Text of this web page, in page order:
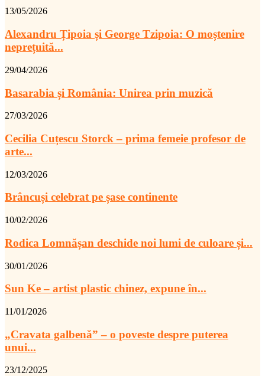
13/05/2026
Alexandru Țipoia și George Tzipoia: O moștenire
neprețuită...
29/04/2026
Basarabia și România: Unirea prin muzică
27/03/2026
Cecilia Cuțescu Storck – prima femeie profesor de
arte...
12/03/2026
Brâncuși celebrat pe șase continente
10/02/2026
Rodica Lomnășan deschide noi lumi de culoare și...
30/01/2026
Sun Ke – artist plastic chinez, expune în...
11/01/2026
„Cravata galbenă” – o poveste despre puterea
unui...
23/12/2025